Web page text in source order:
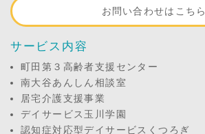
お問い合わせはこちら
サービス内容
町田第３高齢者支援センター
南大谷あんしん相談室
居宅介護支援事業
デイサービス玉川学園
認知症対応型デイサービスくつろぎ